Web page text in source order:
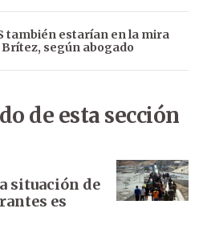
también estarían en la mira
según abogado
de esta sección
situación de
es